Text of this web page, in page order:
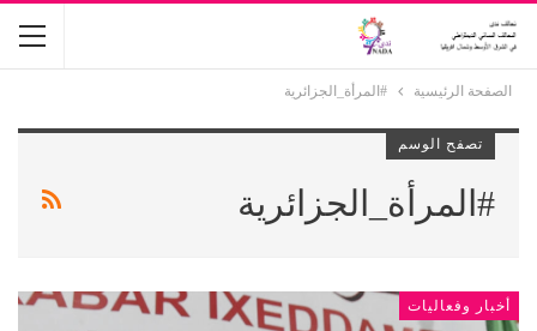
الصفحة الرئيسية #المرأة_الجزائرية
تصفح الوسم
#المرأة_الجزائرية
أخبار وفعاليات